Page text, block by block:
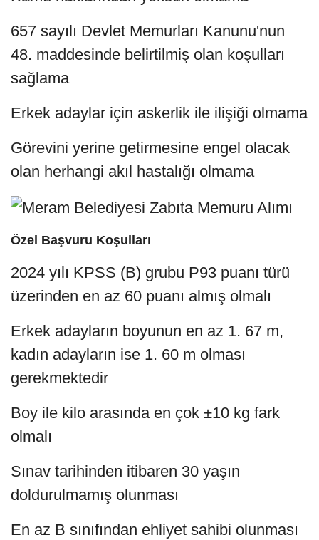
657 sayılı Devlet Memurları Kanunu'nun
48. maddesinde belirtilmiş olan koşulları
sağlama
Erkek adaylar için askerlik ile ilişiği olmama
Görevini yerine getirmesine engel olacak
olan herhangi akıl hastalığı olmama
Özel Başvuru Koşulları
2024 yılı KPSS (B) grubu P93 puanı türü
üzerinden en az 60 puanı almış olmalı
Erkek adayların boyunun en az 1. 67 m,
kadın adayların ise 1. 60 m olması
gerekmektedir
Boy ile kilo arasında en çok ±10 kg fark
olmalı
Sınav tarihinden itibaren 30 yaşın
doldurulmamış olunması
En az B sınıfından ehliyet sahibi olunması